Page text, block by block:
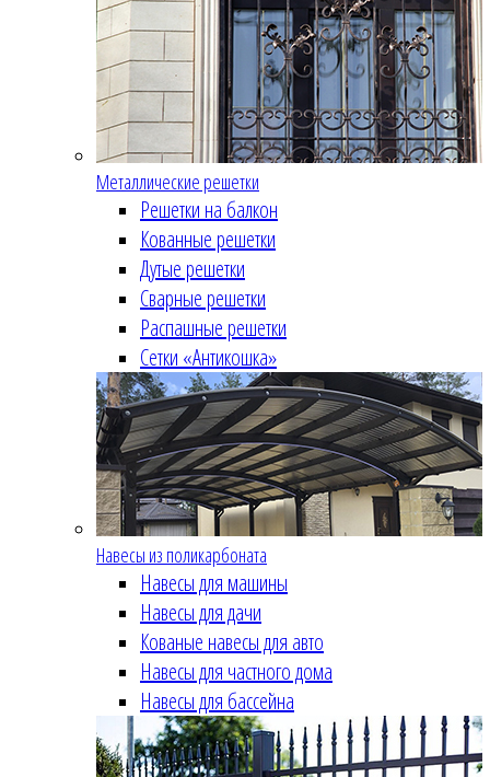
Металлические решетки
Решетки на балкон
Кованные решетки
Дутые решетки
Сварные решетки
Распашные решетки
Сетки «Антикошка»
Навесы из поликарбоната
Навесы для машины
Навесы для дачи
Кованые навесы для авто
Навесы для частного дома
Навесы для бассейна